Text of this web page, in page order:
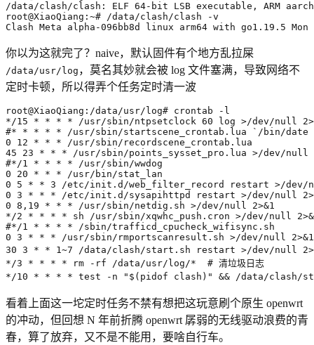
/data/clash/clash: ELF 64-bit LSB executable, ARM
Clash Meta alpha-096bb8d linux arm64 with go1.19.5
你以为这就完了？naive，默认固件有个地方乱拉屎
/data/usr/log ，莫名其妙就会被 log 文件塞满，导致网络不
定时卡顿，所以得弄个任务定时清一波
*/15 * * * * /usr/sbin/ntpsetclock 60 log >/dev/null 2>
#* * * * * /usr/sbin/startscene_crontab.lua `/bin/date
0
12
45
23 * * * /usr/sbin/points_sysset_pro.lua >/dev/null
#*/1 * * * * /usr/sbin/wwdog
0
20
0
5 * * 3 /etc/init.d/web_filter_record restart >/dev/
0 3 * * * /etc/init.d/sysapihttpd restart >/dev/null 2>
0 8,19 * * * /usr/sbin/netdig.sh >/dev/null 2>&1
*/2 * * * * sh /usr/sbin/xqwhc_push.cron >/dev/null 2>&
#*/1 * * * * /sbin/trafficd_cpucheck_wifisync.sh
0 3 * * * /usr/sbin/rmportscanresult.sh >/dev/null 2>&1
30 3 * * 1~7 /data/clash/start.sh restart >/dev/null 2>
*/3 * * * * rm -rf /data/usr/log/* # 清垃圾日志
*/10 * * * * test -n " $( pidof clash ) " && /data/clash/
看着上面这一坨定时任务不禁有想把这玩意刷个原生 openwrt
的冲动，但回想 N 年前折腾 openwrt 孱弱的无线驱动浪费的青
春，算了放弃，又不是不能用，要啥自行车。